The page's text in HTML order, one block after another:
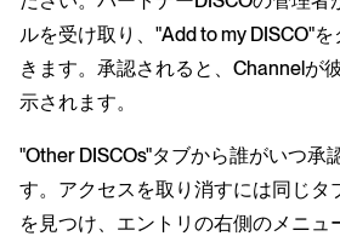
ルを受け取り、"Add to my DISCO"
きます。承認されると、Channelが
示されます。
"Other DISCOs"タブから誰がいつ承
す。アクセスを取り消すには同じタ
を見つけ、エントリの右側のメニュ